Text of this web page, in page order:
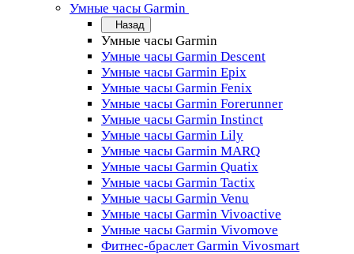
Умные часы Garmin
Назад
Умные часы Garmin
Умные часы Garmin Descent
Умные часы Garmin Epix
Умные часы Garmin Fenix
Умные часы Garmin Forerunner
Умные часы Garmin Instinct
Умные часы Garmin Lily
Умные часы Garmin MARQ
Умные часы Garmin Quatix
Умные часы Garmin Tactix
Умные часы Garmin Venu
Умные часы Garmin Vivoactive
Умные часы Garmin Vivomove
Фитнес-браслет Garmin Vivosmart